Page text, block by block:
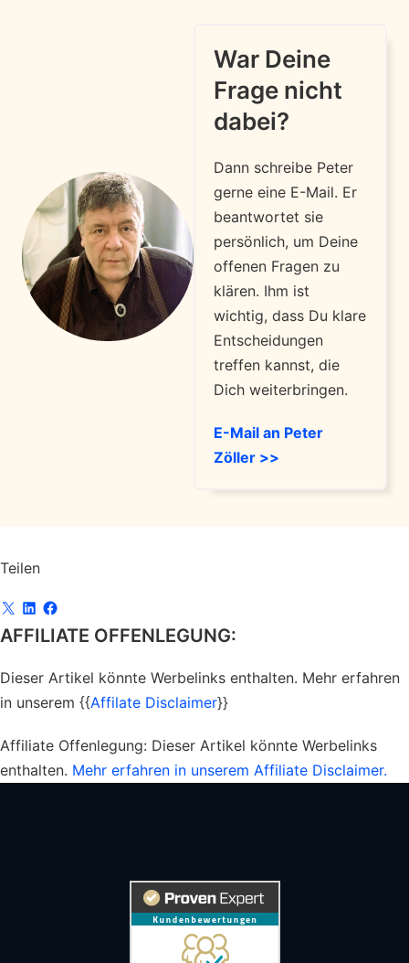
War Deine
Frage nicht
dabei?
Dann schreibe Peter
gerne eine E-Mail. Er
beantwortet sie
persönlich, um Deine
offenen Fragen zu
klären. Ihm ist
wichtig, dass Du klare
Entscheidungen
treffen kannst, die
Dich weiterbringen.
E-Mail an Peter
Zöller >>
Teilen
AFFILIATE OFFENLEGUNG:
Dieser Artikel könnte Werbelinks enthalten. Mehr erfahren
in unserem {{Affilate Disclaimer}}
Affiliate Offenlegung: Dieser Artikel könnte Werbelinks
enthalten. Mehr erfahren in unserem Affiliate Disclaimer.